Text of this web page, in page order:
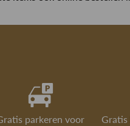
parkeren voor
Gratis